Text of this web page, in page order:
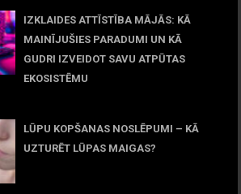
IZKLAIDES ATTĪSTĪBA MĀJĀS: KĀ
MAINĪJUŠIES PARADUMI UN KĀ
GUDRI IZVEIDOT SAVU ATPŪTAS
EKOSISTĒMU
LŪPU KOPŠANAS NOSLĒPUMI – KĀ
UZTURĒT LŪPAS MAIGAS?